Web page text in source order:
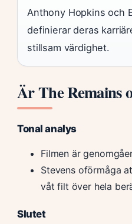
Anthony Hopkins och
definierar deras
stillsam värdighet.
Är The Remains
Tonal analys
Filmen är
Stevens oförmåga
våt filt över hela
Slutet